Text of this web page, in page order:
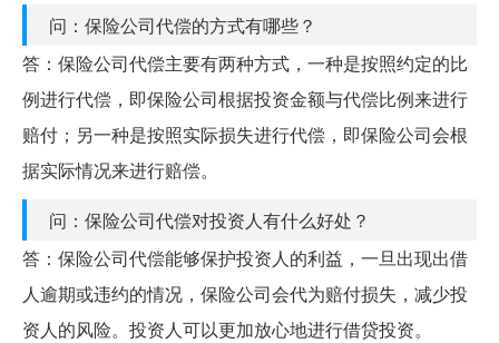
问：保险公司代偿的方式有哪些？
答：保险公司代偿主要有两种方式，一种是按照约定的比
例进行代偿，即保险公司根据投资金额与代偿比例来进行
赔付；另一种是按照实际损失进行代偿，即保险公司会根
据实际情况来进行赔偿。
问：保险公司代偿对投资人有什么好处？
答：保险公司代偿能够保护投资人的利益，一旦出现出借
人逾期或违约的情况，保险公司会代为赔付损失，减少投
资人的风险。投资人可以更加放心地进行借贷投资。